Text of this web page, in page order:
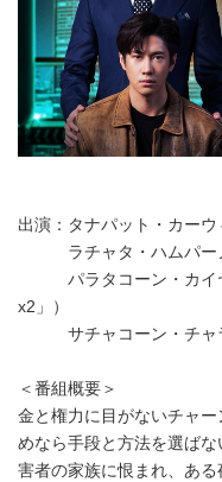
出演：タナパット・カーウ
ラチャタ・ハムパーノ
パラタコーン・カイヤ
x2」）
サチャコーン・チャ
＜番組概要＞
金と権力に目がないチャ
めなら手段と方法を選ば
害者の家族に恨まれ、ある